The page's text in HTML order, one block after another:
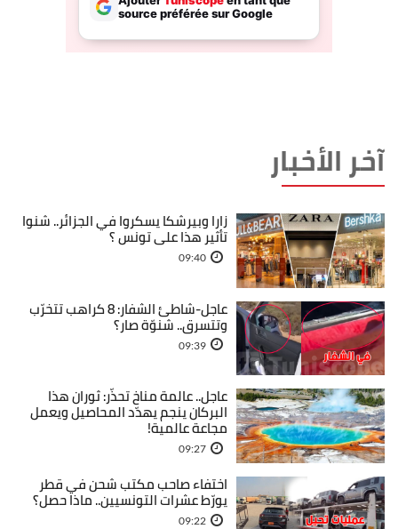
آخر الأخبار
زارا وبيرشكا يسكروا في الجزائر.. شنوا
تأثير هذا على تونس ؟
09:40
عاجل-شاطئ الشفار: 8 كراهب تتخرّب
وتتسرق.. شنوّة صار؟
09:39
عاجل.. عالمة مناخ تحذّر: ثوران هذا
البركان ينجم يهدّد المحاصيل ويعمل
مجاعة عالمية!
09:27
اختفاء صاحب مكتب شحن في قطر
يورّط عشرات التونسيين.. ماذا حصل؟
09:22